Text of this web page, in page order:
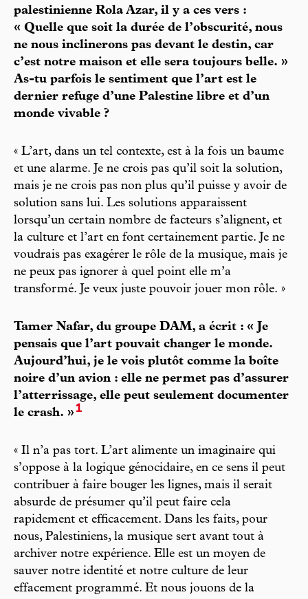
palestinienne Rola Azar, il y a ces vers :
« Quelle que soit la durée de l’obscurité, nous
ne nous inclinerons pas devant le destin, car
c’est notre maison et elle sera toujours belle. »
As-tu parfois le sentiment que l’art est le
dernier refuge d’une Palestine libre et d’un
monde vivable ?
« L’art, dans un tel contexte, est à la fois un baume
et une alarme. Je ne crois pas qu’il soit la solution,
mais je ne crois pas non plus qu’il puisse y avoir de
solution sans lui. Les solutions apparaissent
lorsqu’un certain nombre de facteurs s’alignent, et
la culture et l’art en font certainement partie. Je ne
voudrais pas exagérer le rôle de la musique, mais je
ne peux pas ignorer à quel point elle m’a
transformé. Je veux juste pouvoir jouer mon rôle. »
Tamer Nafar, du groupe DAM, a écrit : « Je
pensais que l’art pouvait changer le monde.
Aujourd’hui, je le vois plutôt comme la boîte
noire d’un avion : elle ne permet pas d’assurer
l’atterrissage, elle peut seulement documenter
le crash. »1
« Il n’a pas tort. L’art alimente un imaginaire qui
s’oppose à la logique génocidaire, en ce sens il peut
contribuer à faire bouger les lignes, mais il serait
absurde de présumer qu’il peut faire cela
rapidement et efficacement. Dans les faits, pour
nous, Palestiniens, la musique sert avant tout à
archiver notre expérience. Elle est un moyen de
sauver notre identité et notre culture de leur
effacement programmé. Et nous jouons de la